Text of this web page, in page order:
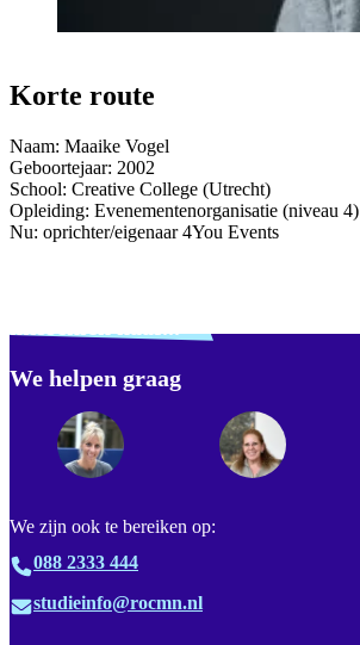
Korte route
Naam: Maaike Vogel
Geboortejaar: 2002
School: Creative College (Utrecht)
Opleiding: Evenementenorganisatie (niveau 4)
Nu: oprichter/eigenaar 4You Events
We helpen graag
We zijn ook te bereiken op:
088 2333 444
studieinfo@rocmn.nl
Footer